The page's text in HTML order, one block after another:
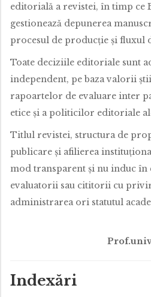
editorială a revistei, în timp ce
gestionează depunerea
procesul de producție și fluxul
Toate deciziile editoriale sunt
independent, pe baza valorii
rapoartelor de evaluare inter
etice și a politicilor editoriale
Titlul revistei, structura de
publicare și afilierea
mod transparent și nu induc
evaluatorii sau cititorii cu
administrarea ori statutul
Indexări